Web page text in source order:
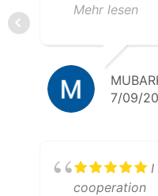
weitere
Mehr lesen
7/09/
I
cooperation